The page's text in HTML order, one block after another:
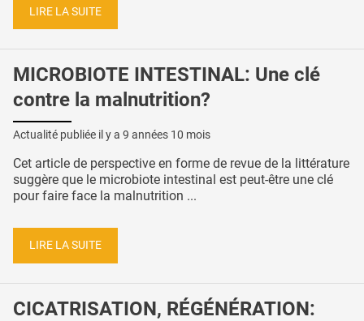
LIRE LA SUITE
MICROBIOTE INTESTINAL: Une clé
contre la malnutrition?
Actualité publiée il y a 9 années 10 mois
Cet article de perspective en forme de revue de la littérature
suggère que le microbiote intestinal est peut-être une clé
pour faire face la malnutrition ...
LIRE LA SUITE
CICATRISATION, RÉGÉNÉRATION: